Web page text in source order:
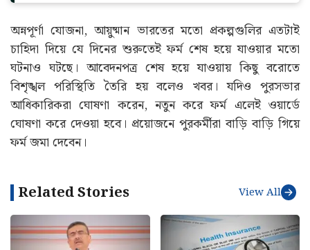
অন্নপূর্ণা যোজনা, আয়ুষ্মান ভারতের মতো প্রকল্পগুলির এতটাই
চাহিদা দিয়ে যে দিনের শুরুতেই ফর্ম শেষ হয়ে যাওয়ার মতো
ঘটনাও ঘটছে। আবেদনপত্র শেষ হয়ে যাওয়ায় কিছু বরোতে
বিশৃঙ্খল পরিস্থিতি তৈরি হয় বলেও খবর। যদিও পুরসভার
আধিকারিকরা ঘোষণা করেন, নতুন করে ফর্ম এলেই ওয়ার্ডে
ঘোষণা করে দেওয়া হবে। প্রয়োজনে পুরকর্মীরা বাড়ি বাড়ি গিয়ে
ফর্ম জমা দেবেন।
Related Stories View All